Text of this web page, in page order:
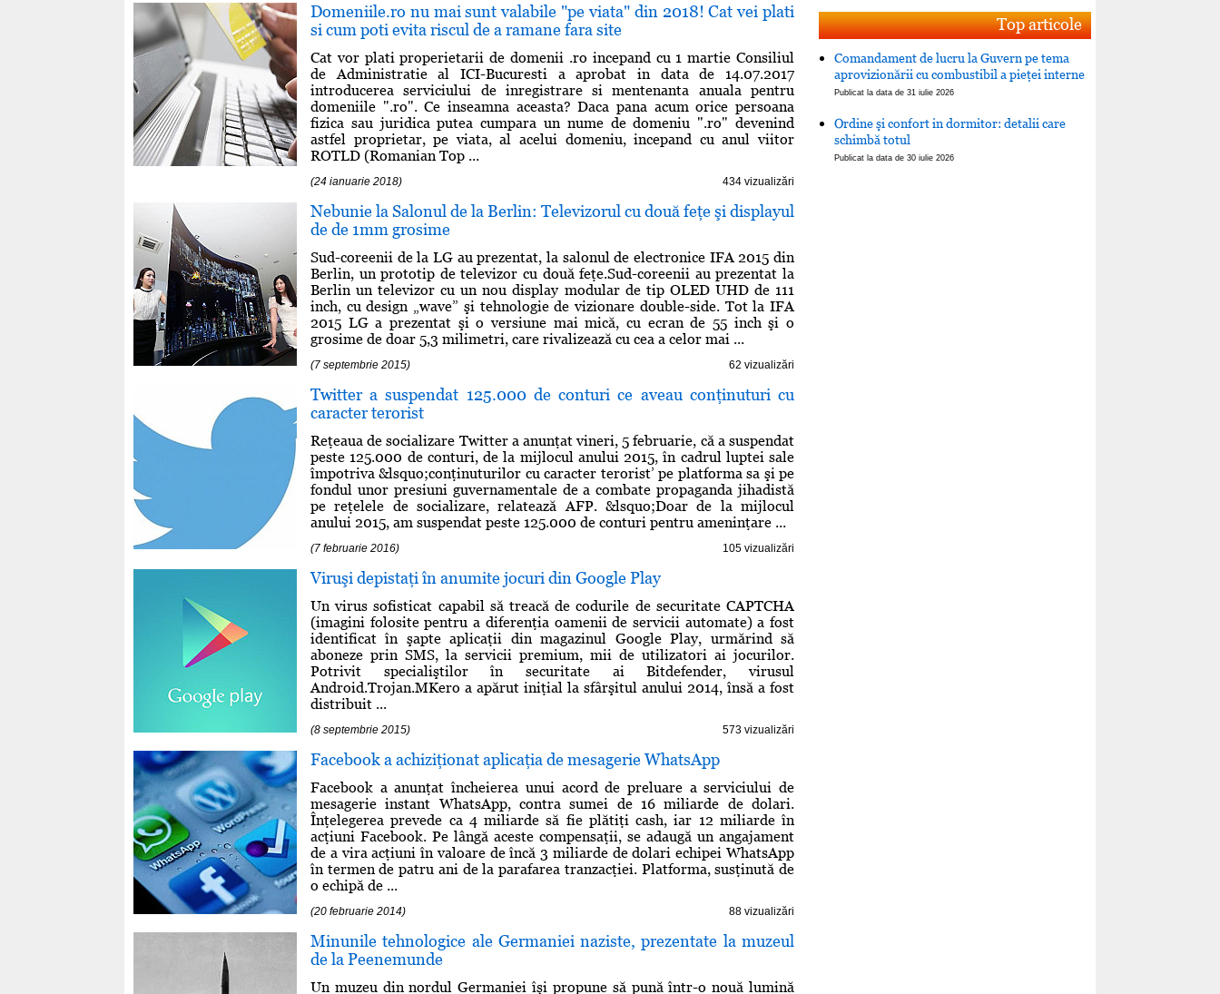
Domeniile.ro nu mai sunt valabile "pe viata" din 2018! Cat vei plati
si cum poti evita riscul de a ramane fara site
Cat vor plati properietarii de domenii .ro incepand cu 1 martie Consiliul
de Administratie al ICI-Bucuresti a aprobat in data de 14.07.2017
introducerea serviciului de inregistrare si mentenanta anuala pentru
domeniile ".ro". Ce inseamna aceasta? Daca pana acum orice persoana
fizica sau juridica putea cumpara un nume de domeniu ".ro" devenind
astfel proprietar, pe viata, al acelui domeniu, incepand cu anul viitor
ROTLD (Romanian Top ...
(24 ianuarie 2018) 434 vizualizări
Nebunie la Salonul de la Berlin: Televizorul cu două feţe şi displayul
de de 1mm grosime
Sud-coreenii de la LG au prezentat, la salonul de electronice IFA 2015 din
Berlin, un prototip de televizor cu două feţe.Sud-coreenii au prezentat la
Berlin un televizor cu un nou display modular de tip OLED UHD de 111
inch, cu design „wave” şi tehnologie de vizionare double-side. Tot la IFA
2015 LG a prezentat şi o versiune mai mică, cu ecran de 55 inch şi o
grosime de doar 5,3 milimetri, care rivalizează cu cea a celor mai ...
(7 septembrie 2015) 62 vizualizări
Twitter a suspendat 125.000 de conturi ce aveau conţinuturi cu
caracter terorist
Reţeaua de socializare Twitter a anunţat vineri, 5 februarie, că a suspendat
peste 125.000 de conturi, de la mijlocul anului 2015, în cadrul luptei sale
împotriva &lsquo;conţinuturilor cu caracter terorist’ pe platforma sa şi pe
fondul unor presiuni guvernamentale de a combate propaganda jihadistă
pe reţelele de socializare, relatează AFP. &lsquo;Doar de la mijlocul
anului 2015, am suspendat peste 125.000 de conturi pentru ameninţare ...
(7 februarie 2016) 105 vizualizări
Viruşi depistaţi în anumite jocuri din Google Play
Un virus sofisticat capabil să treacă de codurile de securitate CAPTCHA
(imagini folosite pentru a diferenţia oamenii de servicii automate) a fost
identificat în şapte aplicaţii din magazinul Google Play, urmărind să
aboneze prin SMS, la servicii premium, mii de utilizatori ai jocurilor.
Potrivit specialiştilor în securitate ai Bitdefender, virusul
Android.Trojan.MKero a apărut iniţial la sfârşitul anului 2014, însă a fost
distribuit ...
(8 septembrie 2015) 573 vizualizări
Facebook a achiziţionat aplicaţia de mesagerie WhatsApp
Facebook a anunţat încheierea unui acord de preluare a serviciului de
mesagerie instant WhatsApp, contra sumei de 16 miliarde de dolari.
Înţelegerea prevede ca 4 miliarde să fie plătiţi cash, iar 12 miliarde în
acţiuni Facebook. Pe lângă aceste compensaţii, se adaugă un angajament
de a vira acţiuni în valoare de încă 3 miliarde de dolari echipei WhatsApp
în termen de patru ani de la parafarea tranzacţiei. Platforma, susţinută de
o echipă de ...
(20 februarie 2014) 88 vizualizări
Minunile tehnologice ale Germaniei naziste, prezentate la muzeul
de la Peenemunde
Un muzeu din nordul Germaniei îşi propune să pună într-o nouă lumină
Top articole
Comandament de lucru la Guvern pe tema
aprovizionării cu combustibil a pieţei interne
Publicat la data de 31 iulie 2026
Ordine şi confort in dormitor: detalii care
schimbă totul
Publicat la data de 30 iulie 2026